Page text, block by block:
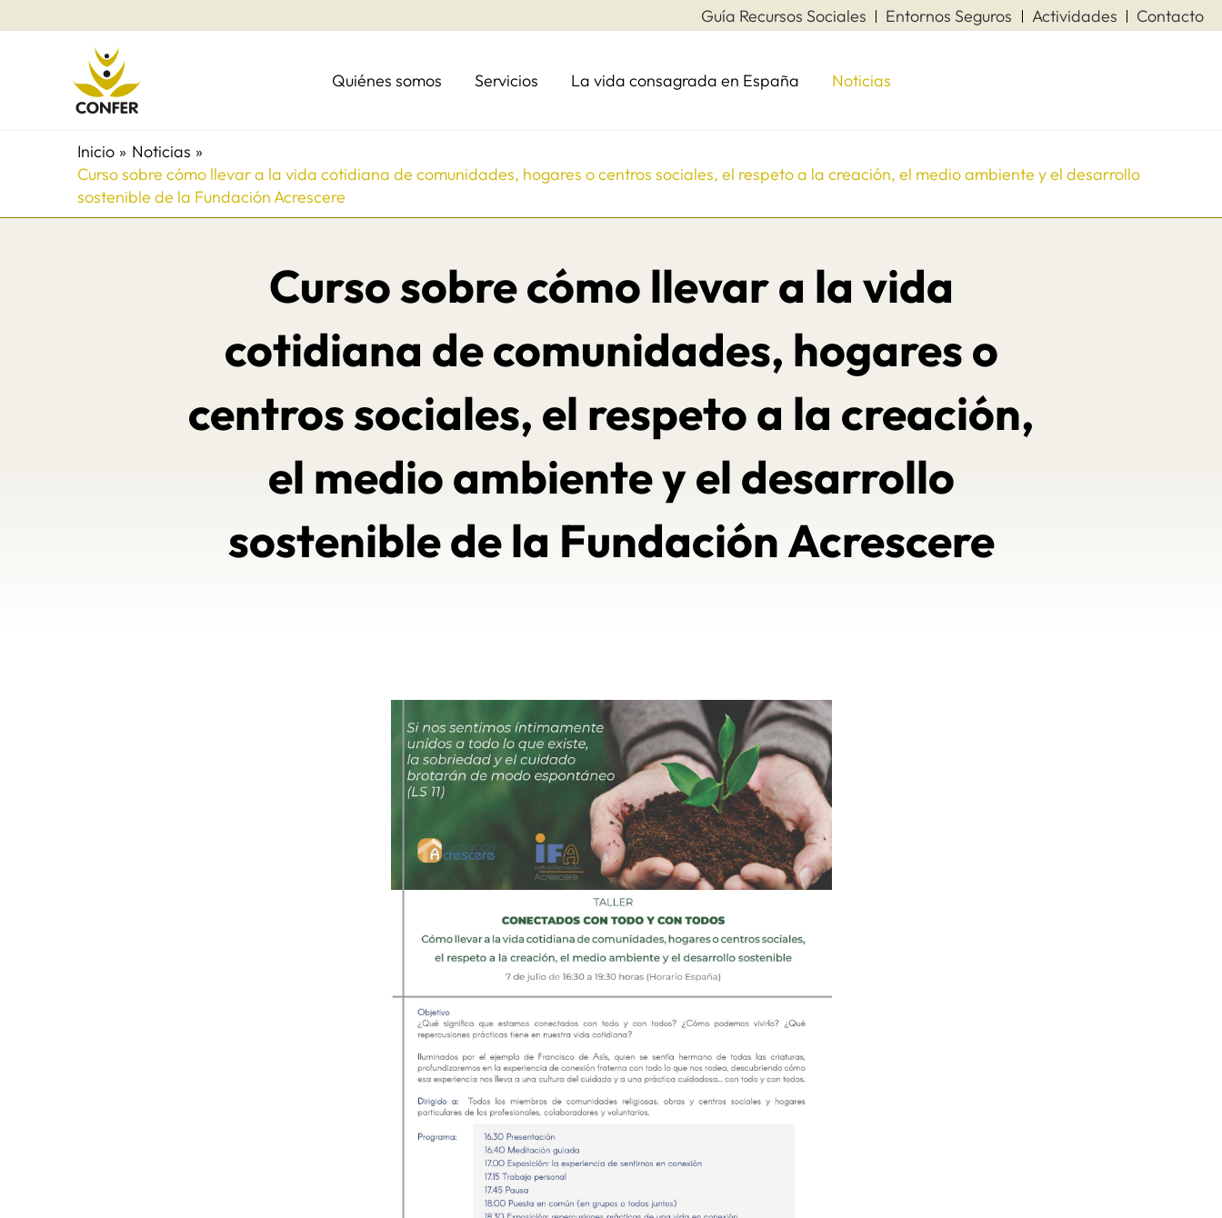
al
Guía Recursos Sociales Entornos Seguros Actividades Contacto
Quiénes somos Servicios La vida consagrada en España Noticias
Inicio
Noticias
Curso sobre cómo llevar a la vida cotidiana de comunidades, hogares o centros sociales, el respeto a la creación, el medio ambiente y el desarrollo
sostenible de la Fundación Acrescere
Curso sobre cómo llevar a la vida
cotidiana de comunidades, hogares o
centros sociales, el respeto a la creación,
el medio ambiente y el desarrollo
sostenible de la Fundación Acrescere